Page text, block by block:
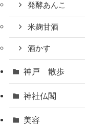
発酵あんこ
米麹甘酒
酒かす
神戸 散歩
神社仏閣
美容